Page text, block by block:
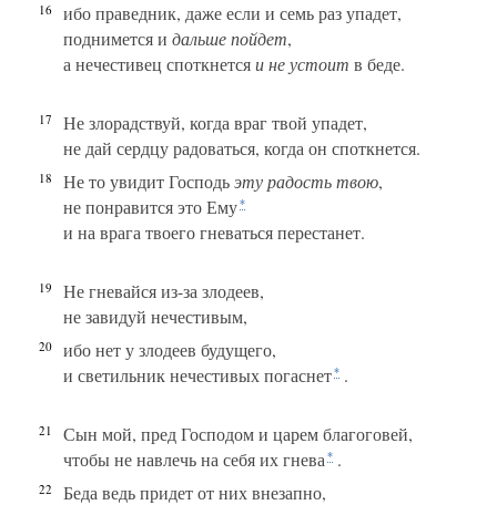
16
ибо праведник, даже если и семь раз упадет,
поднимется и дальшепойдет,
а нечестивец споткнетсяи не устоит в беде.
17
Не злорадствуй, когда враг твой упадет,
не дай сердцу радоваться, когда он споткнется.
18 Не то увидит Господьэту радость твою,
не понравится это Ему*
и на врага твоего гневаться перестанет.
19
Не гневайся из-за злодеев,
не завидуй нечестивым,
20
ибо нет у злодеев будущего,
и светильник нечестивых погаснет* .
21
Сын мой, пред Господом и царем благоговей,
чтобы не навлечь на себя их гнева * .
22
Беда ведь придет от них внезапно,